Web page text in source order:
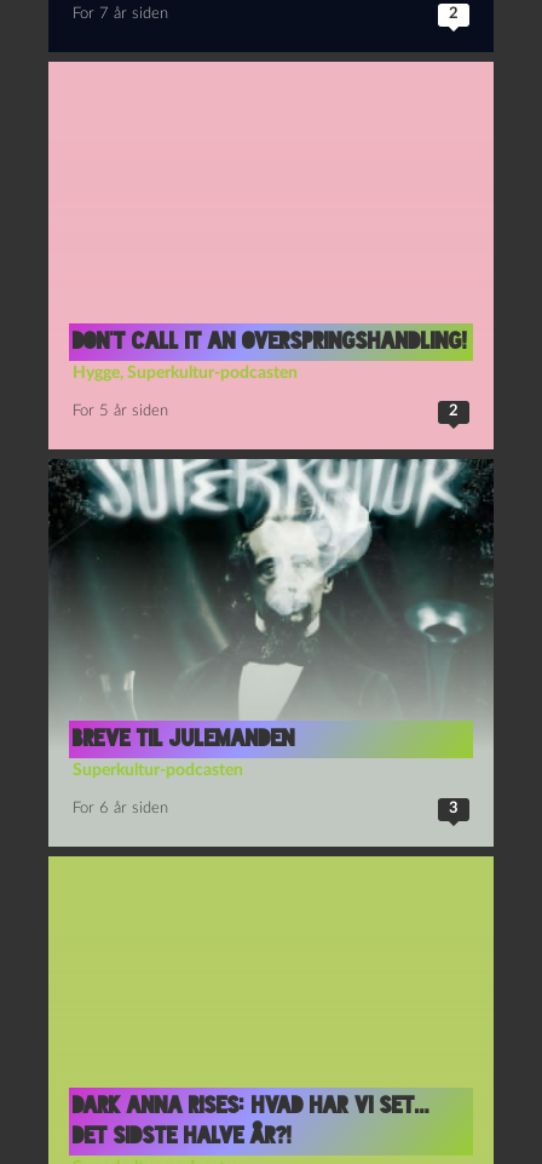
For 7 år siden 2
Don’t call it an overspringshandling!
Hygge, Superkultur-podcasten
For 5 år siden 2
Breve til Julemanden
Superkultur-podcasten
For 6 år siden 3
Dark Anna Rises: Hvad har vi set…
det sidste halve år?!